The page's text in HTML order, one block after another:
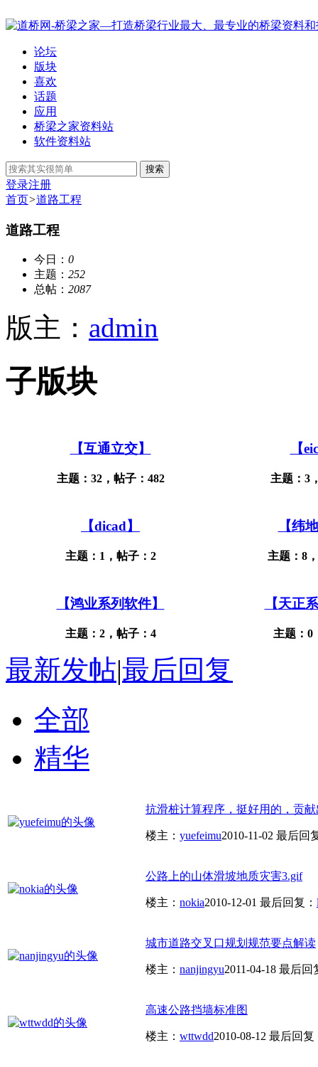
论坛
版块
喜欢
话题
应用
桥梁之家资料站
软件资料站
搜索
登录注册
首页>道路工程
道路工程
今日： 0
主题： 252
总帖： 2087
版主： admin
子版块
【互通立交】
主题：32，帖子：482
【
主题：3
【dicad】
主题：1，帖子：2
【纬
主题：8
【鸿业系列软件】
主题：2，帖子：4
【天正
主题：0
最新发帖|最后回复
全部
精华
抗滑桩计算程序，挺好用的，贡
楼主： yuefeimu2010-11-02 最后回
公路上的山体滑坡地质灾害3.gif
楼主： nokia2010-12-01 最后回复：
城市道路交叉口规划规范要点解读
楼主： nanjingyu2011-04-18 最后回
高速公路挡墙标准图
楼主： wttwdd2010-08-12 最后回复